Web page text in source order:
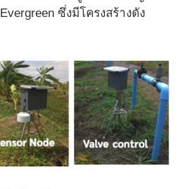
ซึ่งมีโครงสร้างดัง